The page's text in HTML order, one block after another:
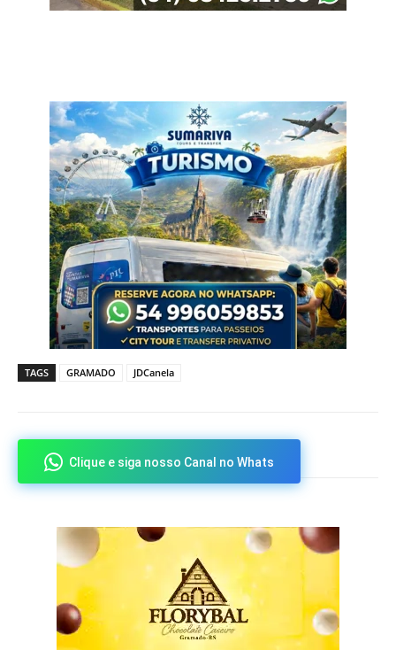
TAGS GRAMADO JDCanela
Clique e siga nosso Canal no Whats